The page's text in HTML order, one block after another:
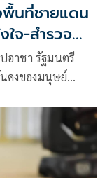
พื้นที่ชายแดน
จ-สำรวจ
บาง
อาชา รัฐมนตรี
คงของมนุษย์